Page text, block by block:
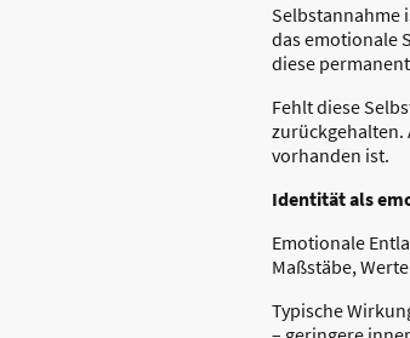
Selbstannahme
das emotionale
diese
Fehlt diese
zurückgehalten.
vorhanden ist.
Identität als
Emotionale
Maßstäbe,
Typische